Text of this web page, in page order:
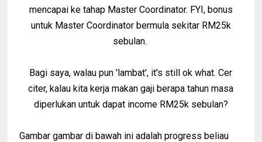
mencapai ke tahap Master Coordinator. FYI, bonus
untuk Master Coordinator bermula sekitar RM25k
sebulan.
Bagi saya, walau pun 'lambat', it's still ok what. Cer
citer, kalau kita kerja makan gaji berapa tahun masa
diperlukan untuk dapat income RM25k sebulan?
Gambar gambar di bawah ini adalah progress beliau